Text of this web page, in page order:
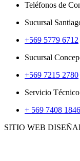
Teléfonos de
Sucursal
+569 5779 6712
Sucursal
+569 7215 2780
Servicio Técnico
+ 569 7408 1846
SITIO WEB